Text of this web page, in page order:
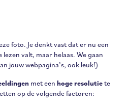
foto. Je denkt vast dat er nu een
valt, maar helaas. We gaan
jouw webpagina’s, ook leuk!)
met een hoge resolutiete
op de volgende factoren: